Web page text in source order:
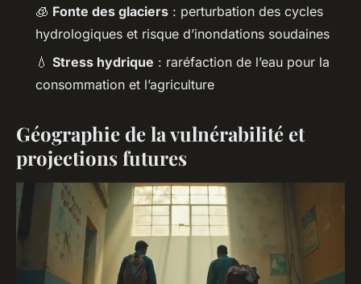
🧊 Fonte des glaciers : perturbation des cycles
hydrologiques et risque d’inondations soudaines
💧 Stress hydrique : raréfaction de l’eau pour la
consommation et l’agriculture
Géographie de la vulnérabilité et
projections futures